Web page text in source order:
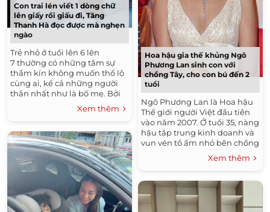
Con trai lén viết 1 dòng chữ
lên giấy rồi giấu đi, Tăng
Thanh Hà đọc được mà nghẹn
ngào
Trẻ nhỏ ở tuổi lên 6 lên
7 thường có những tâm sự
thầm kín không muốn thổ lộ
cùng ai, kể cả những người
thân nhất như là bố mẹ. Bởi
với trẻ những câu nói ấy có
thể khó nói hoặc...
Xem thêm
Hoa hậu gia thế khủng Ngô
Phương Lan sinh con với
chồng Tây, cho con bú đến 2
tuổi
Ngô Phương Lan là Hoa hậu
Thế giới người Việt đầu tiên
vào năm 2007. Ở tuổi 35, nàng
hậu tập trung kinh doanh và
vun vén tổ ấm nhỏ bên chồng
Tây và con gái. Nhắc đến Ngô
Phương Lan, người...
Xem thêm